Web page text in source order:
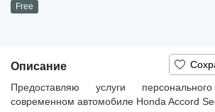
Free
Описание
Предоставляю услуги
современном автомобиле Honda Accord